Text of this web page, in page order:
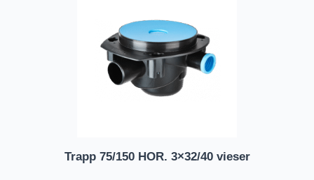
Trapp 75/150 HOR. 3×32/40 vieser